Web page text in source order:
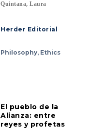
Quintana, Laura
Herder Editorial
Philosophy, Ethics
El pueblo de la
Alianza: entre
reyes y profetas